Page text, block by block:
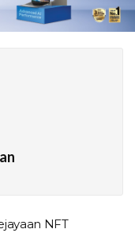
NFT